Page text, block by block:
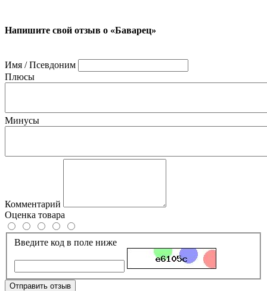
Напишите свой отзыв о «Баварец»
Имя / Псевдоним
Плюсы
Минусы
Комментарий
Оценка товара
Введите код в поле ниже
Отправить отзыв